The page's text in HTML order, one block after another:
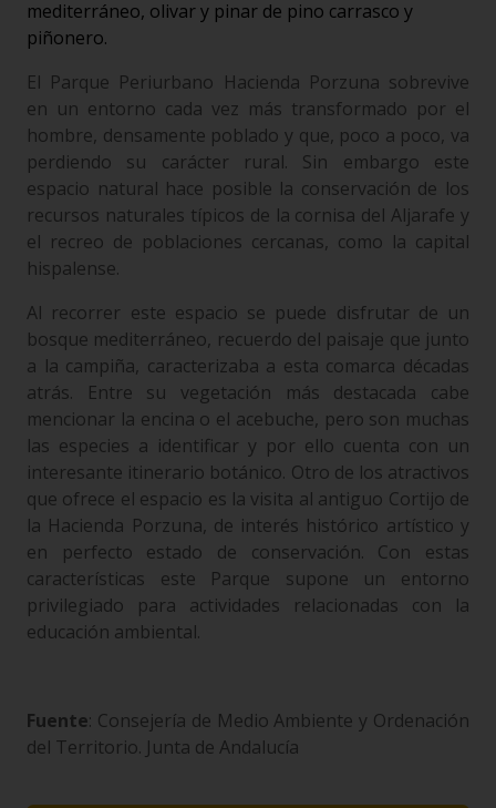
mediterráneo, olivar y pinar de pino carrasco y
piñonero.
El Parque Periurbano Hacienda Porzuna sobrevive
en un entorno cada vez más transformado por el
hombre, densamente poblado y que, poco a poco, va
perdiendo su carácter rural. Sin embargo este
espacio natural hace posible la conservación de los
recursos naturales típicos de la cornisa del Aljarafe y
el recreo de poblaciones cercanas, como la capital
hispalense.
Al recorrer este espacio se puede disfrutar de un
bosque mediterráneo, recuerdo del paisaje que junto
a la campiña, caracterizaba a esta comarca décadas
atrás. Entre su vegetación más destacada cabe
mencionar la encina o el acebuche, pero son muchas
las especies a identificar y por ello cuenta con un
interesante itinerario botánico. Otro de los atractivos
que ofrece el espacio es la visita al antiguo Cortijo de
la Hacienda Porzuna, de interés histórico artístico y
en perfecto estado de conservación. Con estas
características este Parque supone un entorno
privilegiado para actividades relacionadas con la
educación ambiental.
Fuente: Consejería de Medio Ambiente y Ordenación
del Territorio. Junta de Andalucía